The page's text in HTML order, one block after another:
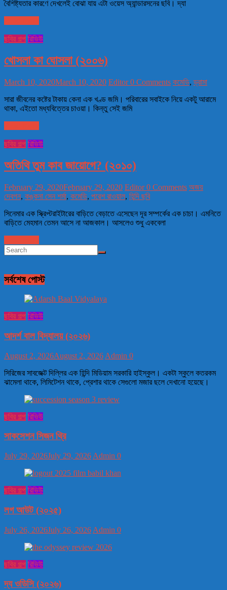
বৈশিষ্ট্যতার কারণে দেখলেই বোঝা যায় এটা ওয়েস অ্যান্ডারসনের ছবি। দ্যা
ছবির গল্প রিভিউ
খোসলা কা ঘোসলা (২০০৬)
March 10, 2020March 10, 2020 Editor0 Comments কমেডি,ড্রামা
সারা জীবনের কষ্টের টাকায় কেনা এক খণ্ড জমি। পরিবারের সবাইকে নিয়ে একটু আরামে
থাকা, এইতো মধ্যবিত্তের চাওয়া। কিন্তু সেই জমি
ছবির গল্প রিভিউ
অতিথি তুম কাব জায়োগে? (২০১০)
February 29, 2020February 29, 2020 Editor0 Comments অজয়
দেবগন, কঙ্কনা সেন শর্মা, কমেডি, পরেশ রাওয়াল, হিন্দি ছবি
সিনেমার এক স্ক্রিপ্টরাইটারের বাড়িতে বেড়াতে এসেছেন দূর সম্পর্কের এক চাচা। এমনিতে
বাড়িতে মেহমান তেমন আসে না আজকাল। আসলেও শুধু একবেলা
সর্বশেষ পোস্ট
ছবির গল্প রিভিউ
আদর্শ বাল বিদ্যালয় (২০২৬)
August 2, 2026August 2, 2026 Admin 0
সিরিজের সাবজেক্ট দিল্লির এক হিন্দি মিডিয়াম সরকারি হাইস্কুল। একটা স্কুলে কতরকম
ঝামেলা থাকে, লিমিটেশন থাকে, প্রেশার থাকে সেগুলো মজার ছলে দেখানো হয়েছে।
ছবির গল্প রিভিউ
সাকসেশন সিজন থ্রি
July 29, 2026July 29, 2026 Admin 0
ছবির গল্প রিভিউ
লগ আউট (২০২৫)
July 26, 2026July 26, 2026 Admin 0
ছবির গল্প রিভিউ
দ্য ওডিসি (২০২৬)